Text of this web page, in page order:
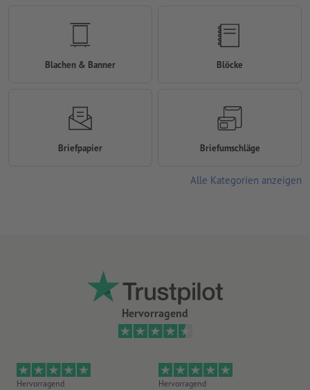
Hervorragend
Hervorragend Hervorragend
Blachen & Banner Blöcke
Briefpapier Briefumschläge
Alle Kategorien anzeigen